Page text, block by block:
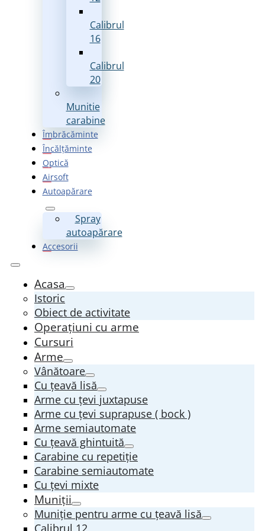
Calibrul
16
Calibrul
20
Munitie
carabine
Îmbrăcăminte
Încălțăminte
Optică
Airsoft
Autoapărare
Spray
autoapărare
Accesorii
Acasa
Istoric
Obiect de activitate
Operațiuni cu arme
Cursuri
Arme
Vânătoare
Cu țeavă lisă
Arme cu țevi juxtapuse
Arme cu țevi suprapuse ( bock )
Arme semiautomate
Cu țeavă ghintuită
Carabine cu repetiție
Carabine semiautomate
Cu țevi mixte
Muniții
Muniție pentru arme cu țeavă lisă
Calibrul 12